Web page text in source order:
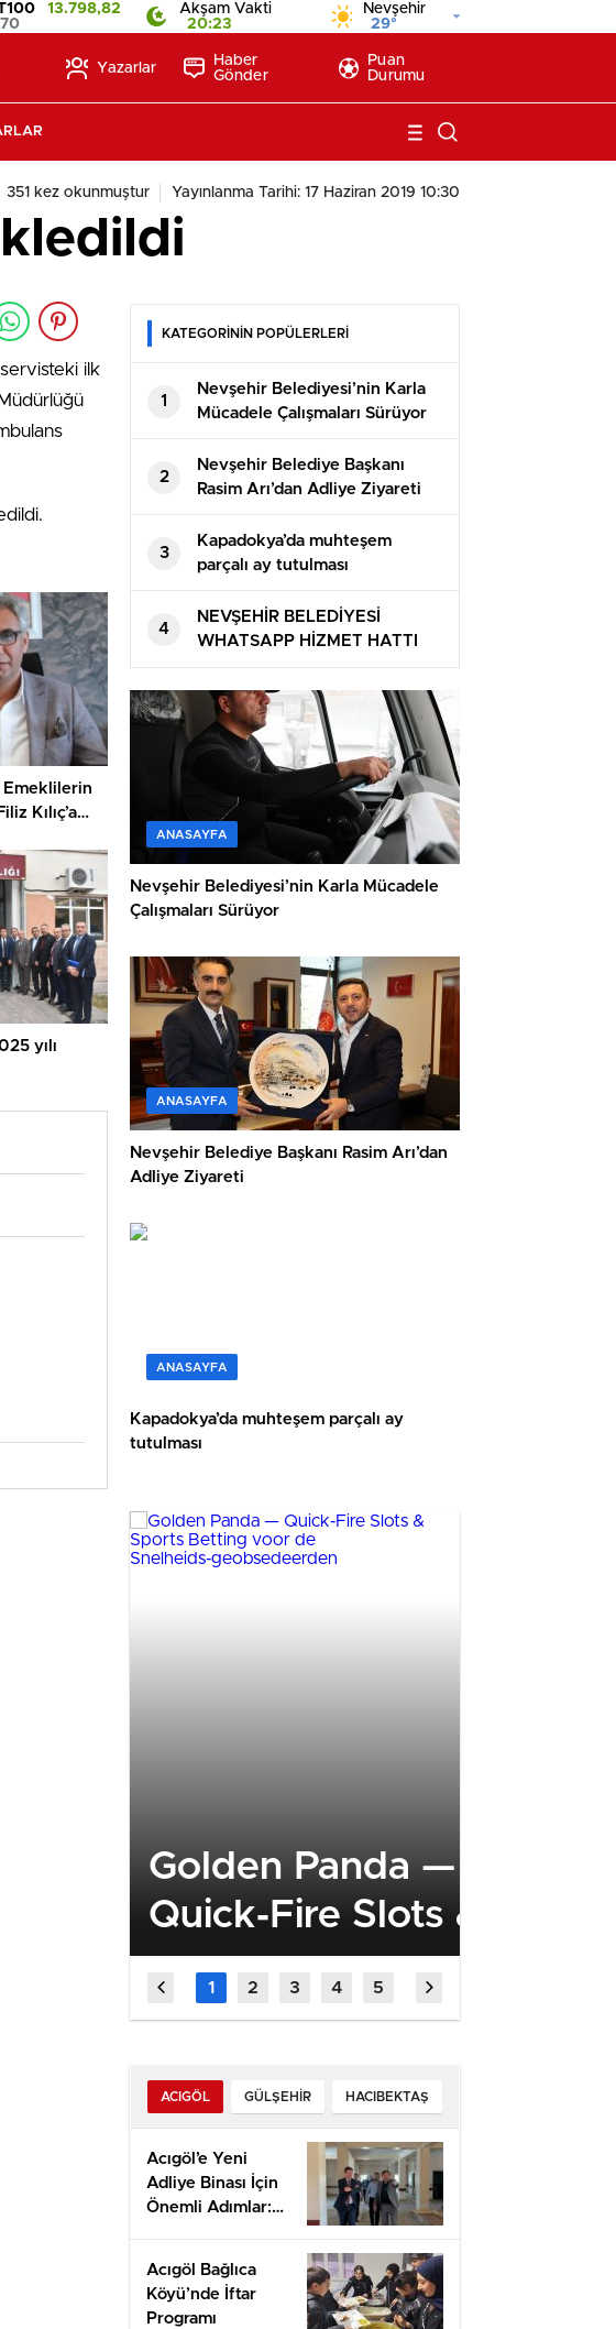
13.798,82
Akşam Vakti
20:23
Nevşehir
29°
Yazarlar
Haber
Gönder
Puan
Durumu
351 kez okunmuştur Yayınlanma Tarihi: 17 Haziran 2019 10:30
ilk
Emeklilerin
Kılıç’a
yılı
KATEGORİNİN POPÜLERLERİ
1
Nevşehir Belediyesi’nin Karla
Mücadele Çalışmaları Sürüyor
2
Nevşehir Belediye Başkanı
Rasim Arı’dan Adliye Ziyareti
3
Kapadokya’da muhteşem
parçalı ay tutulması
4
NEVŞEHİR BELEDİYESİ
WHATSAPP HİZMET HATTI
DEVREDE
ANASAYFA
Nevşehir Belediyesi’nin Karla Mücadele
Çalışmaları Sürüyor
ANASAYFA
Nevşehir Belediye Başkanı Rasim Arı’dan
Adliye Ziyareti
ANASAYFA
Kapadokya’da muhteşem parçalı ay
tutulması
Golden Panda —
Quick‑Fire Slots & Sports
Betting voor de
ACIGÖL GÜLŞEHIR HACIBEKTAŞ
Acıgöl’e Yeni
Adliye Binası İçin
Önemli Adımlar:
Değerlendirmesi
Acıgöl Bağlıca
Köyü’nde İftar
Programı